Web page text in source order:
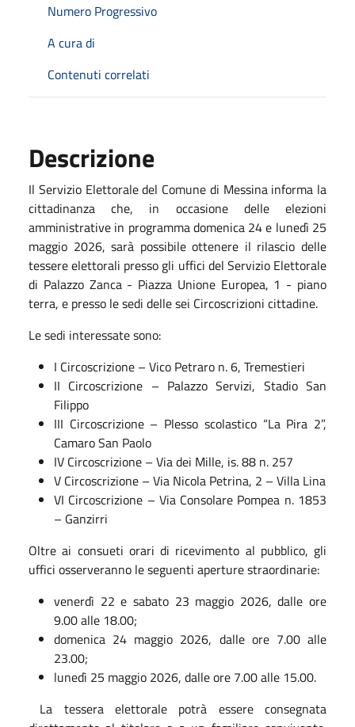
Numero Progressivo
A cura di
Contenuti correlati
Descrizione
Il Servizio Elettorale del Comune di Messina informa la
cittadinanza che, in occasione delle elezioni
amministrative in programma domenica 24 e lunedì 25
maggio 2026, sarà possibile ottenere il rilascio delle
tessere elettorali presso gli uffici del Servizio Elettorale
di Palazzo Zanca - Piazza Unione Europea, 1 - piano
terra, e presso le sedi delle sei Circoscrizioni cittadine.
Le sedi interessate sono:
I Circoscrizione – Vico Petraro n. 6, Tremestieri
II Circoscrizione – Palazzo Servizi, Stadio San
Filippo
III Circoscrizione – Plesso scolastico “La Pira 2”,
Camaro San Paolo
IV Circoscrizione – Via dei Mille, is. 88 n. 257
V Circoscrizione – Via Nicola Petrina, 2 – Villa Lina
VI Circoscrizione – Via Consolare Pompea n. 1853
– Ganzirri
Oltre ai consueti orari di ricevimento al pubblico, gli
uffici osserveranno le seguenti aperture straordinarie:
venerdì 22 e sabato 23 maggio 2026, dalle ore
9.00 alle 18.00;
domenica 24 maggio 2026, dalle ore 7.00 alle
23.00;
lunedì 25 maggio 2026, dalle ore 7.00 alle 15.00.
La tessera elettorale potrà essere consegnata